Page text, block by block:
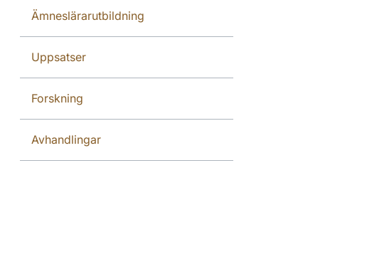
Ämneslärarutbildning
Uppsatser
Forskning
Avhandlingar